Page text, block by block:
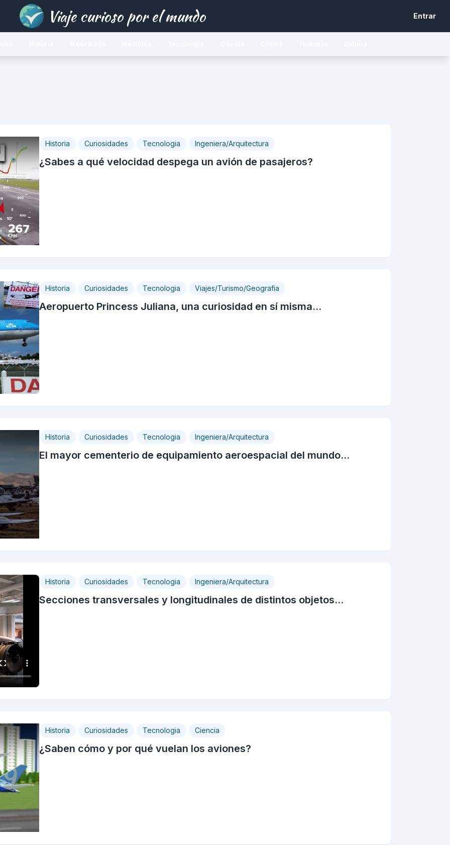
Viaje curioso por el mundo Entrar
Historia Curiosidades Tecnologia Ingeniera/Arquitectura
¿Sabes a qué velocidad despega un avión de pasajeros?
Historia Curiosidades Tecnologia Viajes/Turismo/Geografia
Aeropuerto Princess Juliana, una curiosidad en sí misma...
Historia Curiosidades Tecnologia Ingeniera/Arquitectura
El mayor cementerio de equipamiento aeroespacial del mundo...
Historia Curiosidades Tecnologia Ingeniera/Arquitectura
Secciones transversales y longitudinales de distintos objetos...
Historia Curiosidades Tecnologia Ciencia
¿Saben cómo y por qué vuelan los aviones?